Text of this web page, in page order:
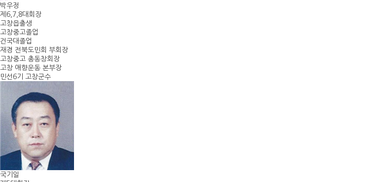
박우정
제6,7,8대회장
고창읍출생
고창중고졸업
건국대졸업
재경 전북도민회 부회장
고창중고 총동창회장
고창 애향운동 본부장
민선6기 고창군수
국기일